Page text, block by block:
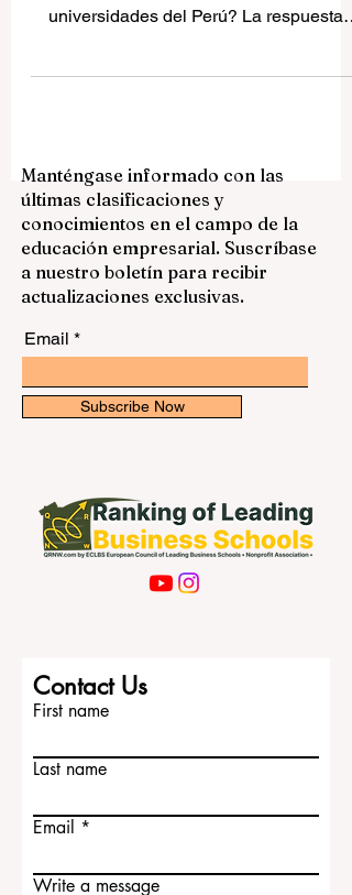
Muchos lectores hacen la misma
más la historia, la investigación, la
medicina, la ingeniería, los negocios o un
entorno académico amplio. Perú cuenta
con varias universidades sólidas, y cada
una tiene su propia identidad. Esta guía
presenta algunas de las universidades
Manténgase informado con las
últimas clasificaciones y
conocimientos en el campo de la
educación empresarial. Suscríbase
actualizaciones exclusivas.
Email
First name
Last name
Email